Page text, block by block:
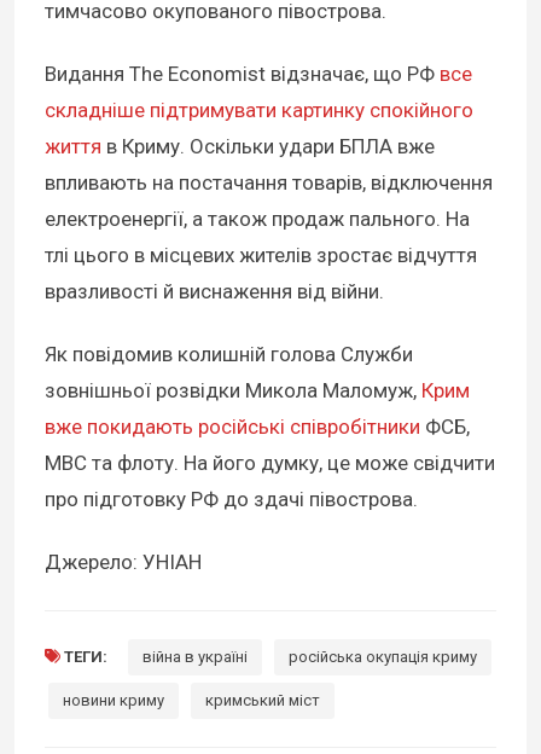
тимчасово окупованого півострова.
Видання The Economist відзначає, що РФ все
складніше підтримувати картинку спокійного
життя в Криму. Оскільки удари БПЛА вже
впливають на постачання товарів, відключення
електроенергії, а також продаж пального. На
тлі цього в місцевих жителів зростає відчуття
вразливості й виснаження від війни.
Як повідомив колишній голова Служби
зовнішньої розвідки Микола Маломуж, Крим
вже покидають російські співробітники ФСБ,
МВС та флоту. На його думку, це може свідчити
про підготовку РФ до здачі півострова.
Джерело: УНІАН
ТЕГИ: війна в україні російська окупація криму
новини криму кримський міст